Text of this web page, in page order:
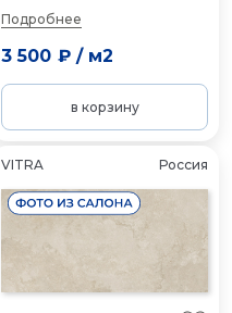
Подробнее
3 500 ₽/ м2
в корзину
VITRA Россия